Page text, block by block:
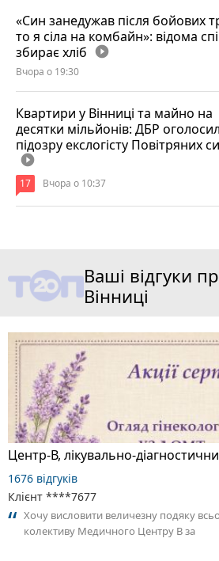
«Син занедужав після бойових
то я сіла на комбайн»: відома
збирає хліб play_circle_filled
Вчора о 19:30
Квартири у Вінниці та майно на
десятки мільйонів: ДБР
підозру екслогісту Повітряних
play_circle_filled
17 Вчора о 10:37
Ваші відгуки
Вінниці
1676 відгуків
Клієнт ****7677
Хочу висловити величезну подяку
колективу Медичного Центру В за